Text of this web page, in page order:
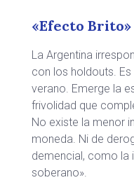
«Efecto Brito»
La Argentina
con los holdouts.
verano. Emerge la
frivolidad que
No existe la menor
moneda. Ni de
demencial, como la
soberano».